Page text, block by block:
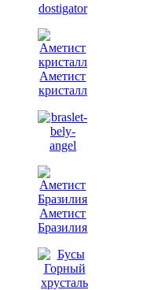
Аметист
кристалл
Аметист
Бразилия